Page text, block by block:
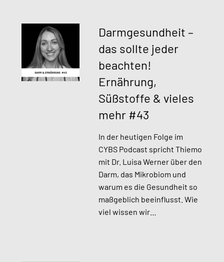
Darmgesundheit –
das sollte jeder
beachten!
Ernährung,
Süßstoffe & vieles
mehr #43
In der heutigen Folge im
CYBS Podcast spricht Thiemo
mit Dr. Luisa Werner über den
Darm, das Mikrobiom und
warum es die Gesundheit so
maßgeblich beeinflusst. Wie
viel wissen wir…